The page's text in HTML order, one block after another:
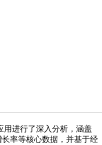
用进行了深入分析，涵盖
率等核心数据，并基于经